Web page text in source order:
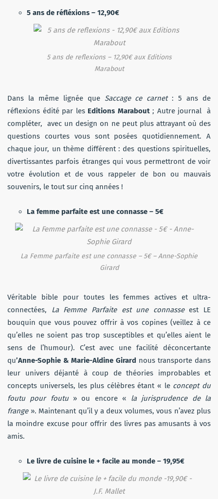
5 ans de réfléxions – 12,90€
5 ans de reflexions – 12,90€ aux Editions
Marabout
Dans la même lignée que Saccage ce carnet: 5 ans de
réflexions édité par les Editions Marabout; Autre journal à
compléter, avec un design on ne peut plus attrayant où des
questions courtes vous sont posées quotidiennement. A
chaque jour, un thème différent : des questions spirituelles,
divertissantes parfois étranges qui vous permettront de voir
votre évolution et de vous rappeler de bon ou mauvais
souvenirs, le tout sur cinq années !
La femme parfaite est une connasse – 5€
La Femme parfaite est une connasse – 5€ – Anne-Sophie
Girard
Véritable bible pour toutes les femmes actives et ultra-
connectées, La Femme Parfaite est une connasseest LE
bouquin que vous pouvez offrir à vos copines (veillez à ce
qu’elles ne soient pas trop susceptibles et qu’elles aient le
sens de l’humour). C’est avec une facilité déconcertante
qu’Anne-Sophie & Marie-Aldine Girard nous transporte dans
leur univers déjanté à coup de théories improbables et
concepts universels, les plus célèbres étant « le concept du
foutu pour foutu » ou encore « la jurisprudence de la
frange ». Maintenant qu’il y a deux volumes, vous n’avez plus
la moindre excuse pour offrir des livres pas amusants à vos
amis.
Le livre de cuisine le + facile au monde – 19,95€